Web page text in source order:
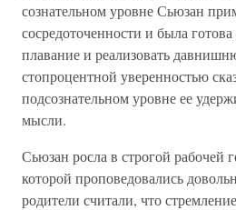
сознательном уровне Сьюзан
сосредоточенности и была
плавание и реализовать
стопроцентной уверенностью
подсознательном уровне ее
мысли.
Сьюзан росла в строгой рабочей
которой проповедовались
родители считали, что